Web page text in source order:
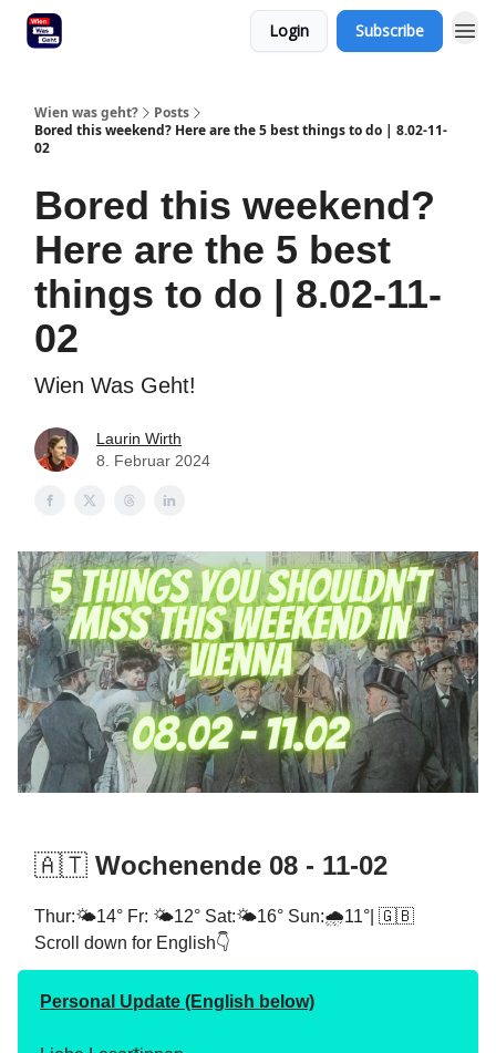
Login Subscribe
Wien was geht?
Posts
Bored this weekend? Here are the 5 best things to do | 8.02-11-
02
Bored this weekend?
Here are the 5 best
things to do | 8.02-11-
02
Wien Was Geht!
Laurin Wirth
8. Februar 2024
🇦🇹 Wochenende 08 - 11-02
Thur:🌤️14° Fr: 🌤️12° Sat:🌤️16° Sun:🌧️11°| 🇬🇧
Scroll down for English👇
Personal Update (English below)